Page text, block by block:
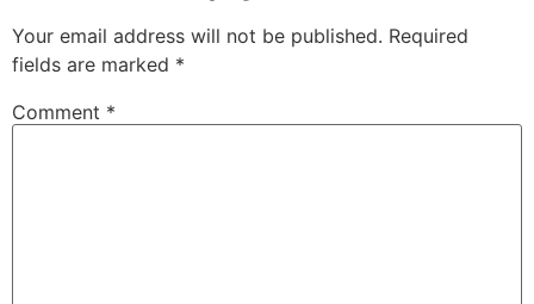
Your email address will not be published. Required
fields are marked *
Comment *